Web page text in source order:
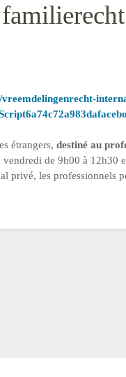
étrangers, destiné au
de 9h00 à 12h30
privé, les professionnels